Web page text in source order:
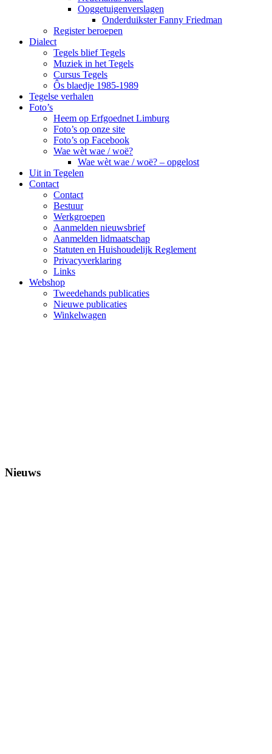
Ooggetuigenverslagen
Onderduikster Fanny Friedman
Register beroepen
Dialect
Tegels blief Tegels
Muziek in het Tegels
Cursus Tegels
Ôs blaedje 1985-1989
Tegelse verhalen
Foto’s
Heem op Erfgoednet Limburg
Foto’s op onze site
Foto’s op Facebook
Wae wèt wae / woë?
Wae wèt wae / woë? – opgelost
Uit in Tegelen
Contact
Contact
Bestuur
Werkgroepen
Aanmelden nieuwsbrief
Aanmelden lidmaatschap
Statuten en Huishoudelijk Reglement
Privacyverklaring
Links
Webshop
Tweedehands publicaties
Nieuwe publicaties
Winkelwagen
Nieuws